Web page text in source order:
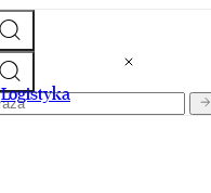
Logistyka